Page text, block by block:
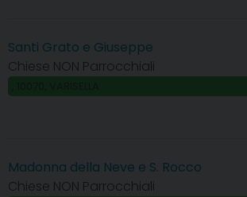
Santi Grato e Giuseppe
Chiese NON Parrocchiali
Madonna della Neve e S. Rocco
Chiese NON Parrocchiali